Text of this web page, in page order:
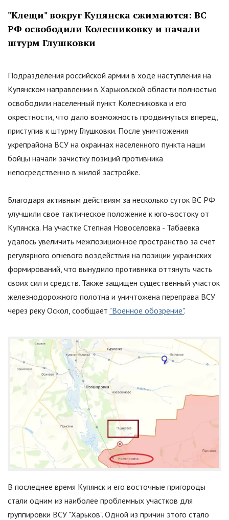
"Клещи"вокруг Купянска сжимаются: ВС
РФ освободили Колесниковку и начали
штурм Глушковки
Подразделения российской армии в ходе наступления на
Купянском направлении в Харьковской области полностью
освободили населенный пункт Колесниковка и его
окрестности, что дало возможность продвинуться вперед,
приступив к штурму Глушковки. После уничтожения
укрепрайона ВСУ на окраинах населенного пункта наши
бойцы начали зачистку позиций противника
непосредственно в жилой застройке.
Благодаря активным действиям за несколько суток ВС РФ
улучшили свое тактическое положение к юго-востоку от
Купянска. На участке Степная Новоселовка - Табаевка
удалось увеличить межпозиционное пространство за счет
регулярного огневого воздействия на позиции украинских
формирований, что вынудило противника оттянуть часть
своих сил и средств. Также защищен существенный участок
железнодорожного полотна и уничтожена переправа ВСУ
через реку Оскол, сообщает "Военное обозрение".
В последнее время Купянск и его восточные пригороды
стали одним из наиболее проблемных участков для
группировки ВСУ "Харьков". Одной из причин этого стало